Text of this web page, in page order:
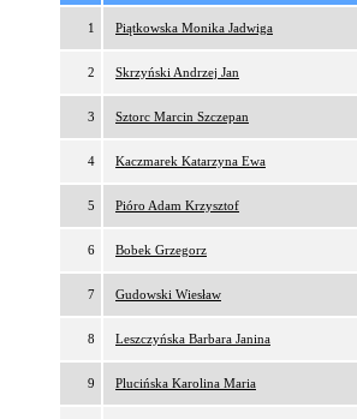
1 Piątkowska Monika Jadwiga
2 Skrzyński Andrzej Jan
3 Sztorc Marcin Szczepan
4 Kaczmarek Katarzyna Ewa
5 Pióro Adam Krzysztof
6 Bobek Grzegorz
7 Gudowski Wiesław
8 Leszczyńska Barbara Janina
9 Plucińska Karolina Maria